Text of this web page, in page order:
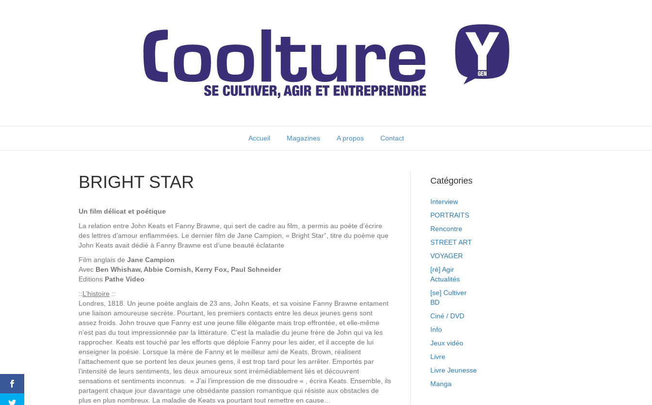
Accueil Magazines A propos Contact
BRIGHT STAR
Un film délicat et poétique
La relation entre John Keats et Fanny Brawne, qui sert de cadre au film, a permis au poète d’écrire
des lettres d’amour enflammées. Le dernier film de Jane Campion, « Bright Star”, titre du poème que
John Keats avait dédié à Fanny Brawne est d’une beauté éclatante
Film anglais de Jane Campion
Avec Ben Whishaw, Abbie Cornish, Kerry Fox, Paul Schneider
Editions Pathe Video
::L’histoire ::
Londres, 1818. Un jeune poète anglais de 23 ans, John Keats, et sa voisine Fanny Brawne entament
une liaison amoureuse secrète. Pourtant, les premiers contacts entre les deux jeunes gens sont
assez froids. John trouve que Fanny est une jeune fille élégante mais trop effrontée, et elle-même
n’est pas du tout impressionnée par la littérature. C’est la maladie du jeune frère de John qui va les
rapprocher. Keats est touché par les efforts que déploie Fanny pour les aider, et il accepte de lui
enseigner la poésie. Lorsque la mère de Fanny et le meilleur ami de Keats, Brown, réalisent
l’attachement que se portent les deux jeunes gens, il est trop tard pour les arrêter. Emportés par
l’intensité de leurs sentiments, les deux amoureux sont irrémédiablement liés et découvrent
sensations et sentiments inconnus. » J’ai l’impression de me dissoudre « , écrira Keats. Ensemble, ils
partagent chaque jour davantage une obsédante passion romantique qui résiste aux obstacles de
plus en plus nombreux. La maladie de Keats va pourtant tout remettre en cause…
Catégories
Interview
PORTRAITS
Rencontre
STREET ART
VOYAGER
[ré] Agir
Actualités
[se] Cultiver
BD
Ciné / DVD
Info
Jeux vidéo
Livre
Livre Jeunesse
Manga